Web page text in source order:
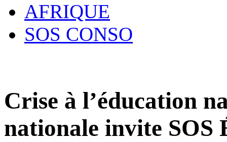
AFRIQUE
SOS CONSO
Crise à l’éducation
nationale invite SOS